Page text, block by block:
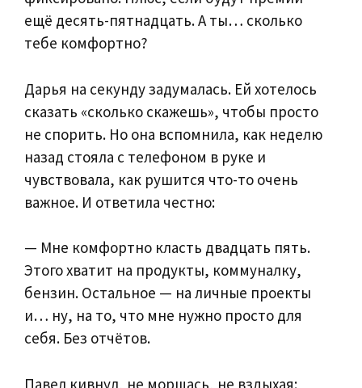
ещё десять-пятнадцать. А ты… сколько
тебе комфортно?
Дарья на секунду задумалась. Ей хотелось
сказать «сколько скажешь», чтобы просто
не спорить. Но она вспомнила, как неделю
назад стояла с телефоном в руке и
чувствовала, как рушится что-то очень
важное. И ответила честно:
— Мне комфортно класть двадцать пять.
Этого хватит на продукты, коммуналку,
бензин. Остальное — на личные проекты
и… ну, на то, что мне нужно просто для
себя. Без отчётов.
Павел кивнул, не морщась, не вздыхая: